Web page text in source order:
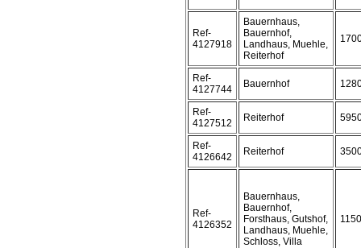
Ref-
4127918
Bauernhaus,
Bauernhof,
Landhaus, Muehle,
Reiterhof
Ref-
4127744
Bauernhof
Ref-
4127512
Reiterhof
Ref-
4126642
Reiterhof
Ref-
4126352
Bauernhaus,
Bauernhof,
Forsthaus, Gutshof,
Landhaus, Muehle,
Schloss, Villa